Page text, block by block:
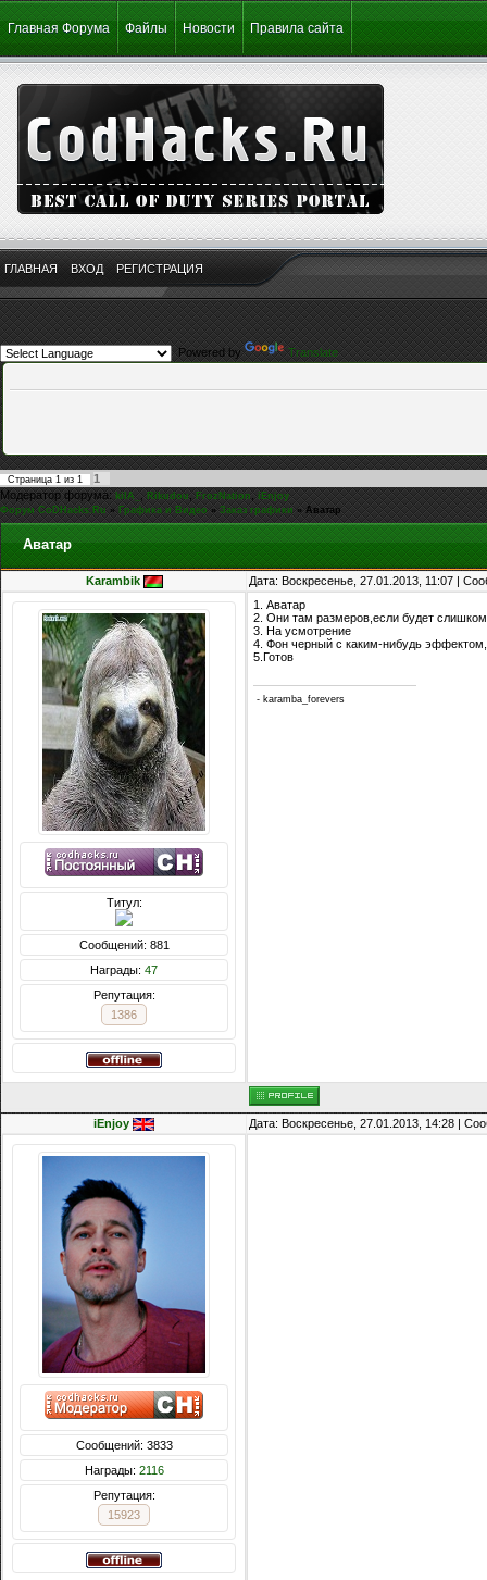
Главная Форума Файлы Новости Правила сайта
ГЛАВНАЯ ВХОД РЕГИСТРАЦИЯ
Powered by Translate
Страница 1 из 1
1
Модератор форума: kiIA_, Rikudou, FrozNation,iEnjoy
Форум CoDHacks.Ru » Графика и Видео » Заказ графики » Аватар
Аватар
Karambik Дата: Воскресенье, 27.01.2013, 11:07 |
Титул:
Сообщений: 881
Награды: 47
Репутация:
1386
1. Аватар
2. Они там размеров,если будет
3. На усмотрение
4. Фон черный с каким-нибудь
5.Готов
- karamba_forevers
iEnjoy Дата: Воскресенье, 27.01.2013, 14:28 |
Сообщений: 3833
Награды: 2116
Репутация:
15923